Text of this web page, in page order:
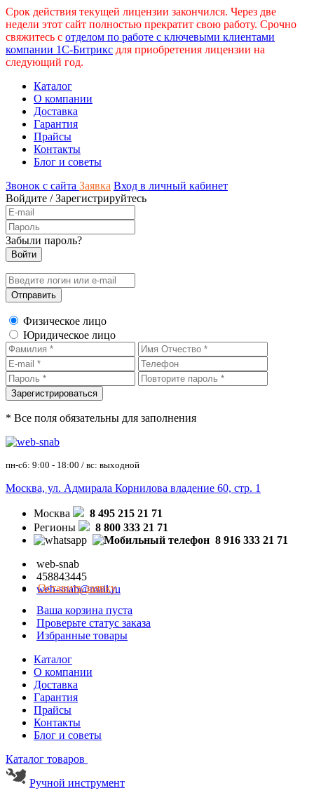
Срок действия текущей лицензии закончился. Через две
недели этот сайт полностью прекратит свою работу. Срочно
свяжитесь с отделом по работе с ключевыми клиентами
компании 1С-Битрикс для приобретения лицензии на
следующий год.
Каталог
О компании
Доставка
Гарантия
Прайсы
Контакты
Блог и советы
Звонок с сайта Заявка Вход в личный кабинет
Войдите /Зарегистрируйтесь
Забыли пароль?
Физическое лицо
Юридическое лицо
* Все поля обязательны для заполнения
пн-сб: 9:00 - 18:00 / вс: выходной
Москва, ул. Адмирала Корнилова владение 60, стр. 1
Москва
8 495 215 21 71
Регионы
8 800 333 21 71
8 916 333 21 71
web-snab
458843445
web-snab@mail.ru
Оставить заявку
Ваша корзина пуста
Проверьте статус заказа
Избранные товары
Каталог
О компании
Доставка
Гарантия
Прайсы
Контакты
Блог и советы
Каталог товаров
Ручной инструмент